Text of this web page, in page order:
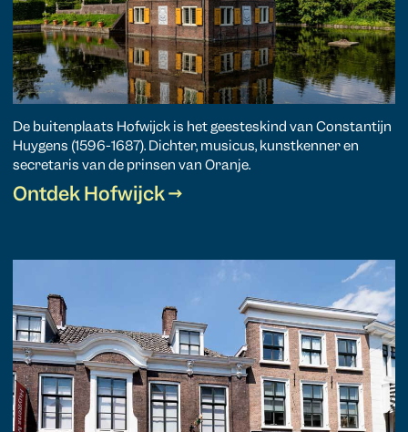
De buitenplaats Hofwijck is het geesteskind van Constantijn
Huygens (1596-1687). Dichter, musicus, kunstkenner en
secretaris van de prinsen van Oranje.
Ontdek Hofwijck →